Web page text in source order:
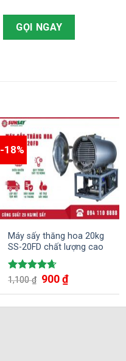
GỌI NGAY
-18%
Máy sấy thăng hoa 20kg
SS-20FD chất lượng cao
Được xếp
1,100₫ 900₫